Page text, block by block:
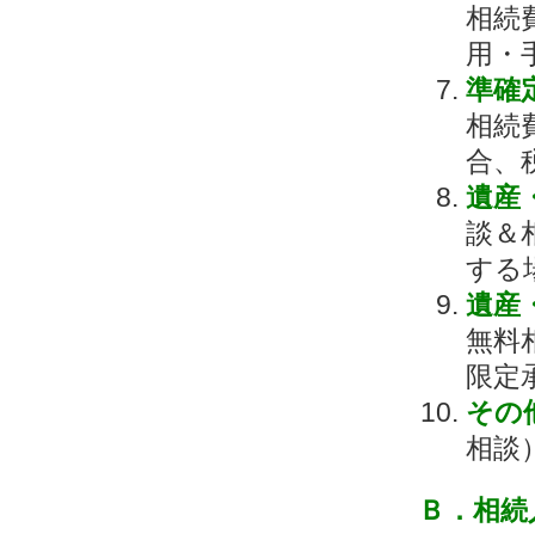
相続
用・
準確
相続
合、
遺産
談＆
する
遺産
無料
限定
その
相談
Ｂ．相